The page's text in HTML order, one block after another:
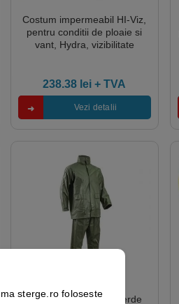
Costum impermeabil HI-Viz,
pentru conditii de ploaie si
vant, Hydra, vizibilitate
reflectorizante, compus din
jacheta si pantaloni talie,
Coverguard
238.38 lei + TVA
Vezi detalii
Haină De Ploaie Pu Verde
sterge.ro foloseste